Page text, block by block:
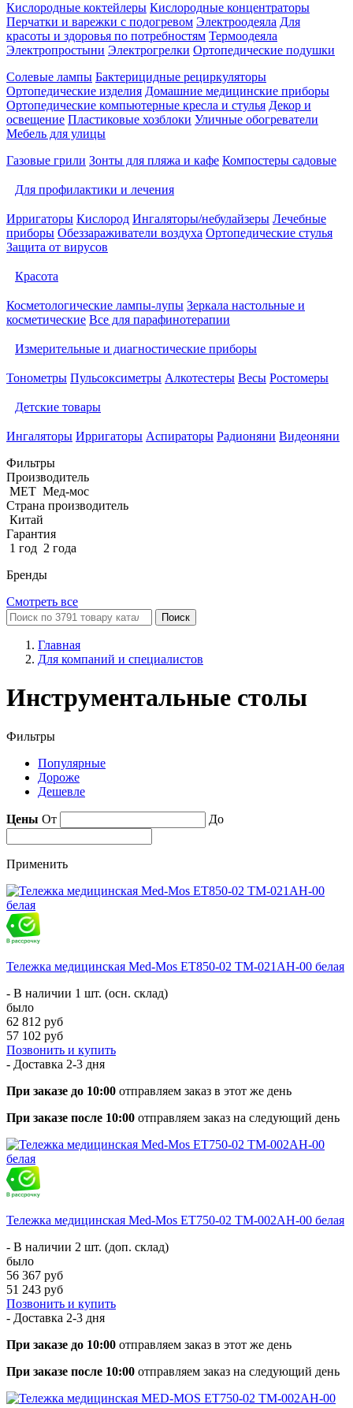
Кислородные коктейлеры Кислородные концентраторы
Перчатки и варежки с подогревом Электроодеяла Для
красоты и здоровья по потребностям Термоодеяла
Электропростыни Электрогрелки Ортопедические подушки
Солевые лампы Бактерицидные рециркуляторы
Ортопедические изделия Домашние медицинские приборы
Ортопедические компьютерные кресла и стулья Декор и
освещение Пластиковые хозблоки Уличные обогреватели
Мебель для улицы
Газовые грили Зонты для пляжа и кафе Компостеры садовые
Для профилактики и лечения
Ирригаторы Кислород Ингаляторы/небулайзеры Лечебные
приборы Обеззараживатели воздуха Ортопедические стулья
Защита от вирусов
Красота
Косметологические лампы-лупы Зеркала настольные и
косметические Все для парафинотерапии
Измерительные и диагностические приборы
Тонометры Пульсоксиметры Алкотестеры Весы Ростомеры
Детские товары
Ингаляторы Ирригаторы Аспираторы Радионяни Видеоняни
Фильтры
Производитель
MET Мед-мос
Страна производитель
Китай
Гарантия
1 год 2 года
Бренды
Смотреть все
Поиск
Главная
Для компаний и специалистов
Инструментальные столы
Фильтры
Популярные
Дороже
Дешевле
Цены От До
Применить
Тележка медицинская Med-Mos ЕТ850-02 ТМ-021АН-00 белая
- В наличии 1 шт. (осн. склад)
было
62 812 руб
57 102 руб
Позвонить и купить
- Доставка 2-3 дня
При заказе до 10:00 отправляем заказ в этот же день
При заказе после 10:00 отправляем заказ на следующий день
Тележка медицинская Med-Mos ЕТ750-02 ТМ-002АН-00 белая
- В наличии 2 шт. (доп. склад)
было
56 367 руб
51 243 руб
Позвонить и купить
- Доставка 2-3 дня
При заказе до 10:00 отправляем заказ в этот же день
При заказе после 10:00 отправляем заказ на следующий день